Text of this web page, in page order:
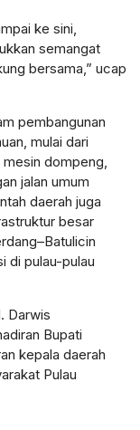
ke sini,
semangat
bersama,” ucap
pembangunan
mulai dari
mesin dompeng,
jalan umum
daerah juga
besar
di pulau-pulau
Darwis
Bupati
kepala daerah
Pulau